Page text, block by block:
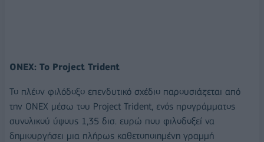
ONEX: Το Project Trident
Το πλέον φιλόδοξο επενδυτικό σχέδιο παρουσιάζεται από
την ONEX μέσω του Project Trident, ενός προγράμματος
συνολικού ύψους 1,35 δισ. ευρώ που φιλοδοξεί να
δημιουργήσει μια πλήρως καθετοποιημένη γραμμή